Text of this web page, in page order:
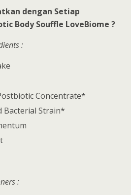
dengan Setiap
Body Souffle LoveBiome ?
:
Concentrate*
Bacterial Strain*
: